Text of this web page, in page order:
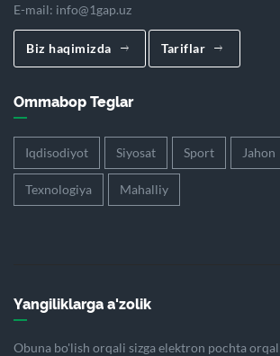
E-mail: info@1gap.uz
Biz haqimizda Tariflar
Ommabop Teglar
Iqdisodiyot Siyosat Sport Jahon
Texnologiya Mahalliy
Yangiliklarga a'zolik
Obuna bo'lish orqali sizga elektron pochta